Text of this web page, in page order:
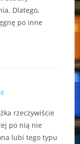
Dlatego,
po inne
rzeczywiście
po nią nie
lubi tego typu